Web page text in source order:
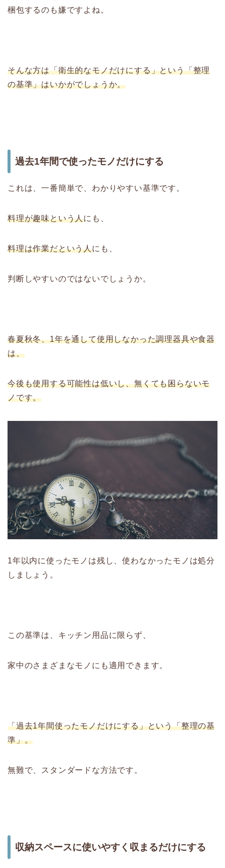
梱包するのも嫌ですよね。
そんな方は「衛生的なモノだけにする」という「整理
の基準」はいかがでしょうか。
過去1年間で使ったモノだけにする
これは、一番簡単で、わかりやすい基準です。
料理が趣味という人にも、
料理は作業だという人にも、
判断しやすいのではないでしょうか。
春夏秋冬、1年を通して使用しなかった調理器具や食器
は、
今後も使用する可能性は低いし、無くても困らないモ
ノです。
1年以内に使ったモノは残し、使わなかったモノは処分
しましょう。
この基準は、キッチン用品に限らず、
家中のさまざまなモノにも適用できます。
「過去1年間使ったモノだけにする」という「整理の基
準」。
無難で、スタンダードな方法です。
収納スペースに使いやすく収まるだけにする